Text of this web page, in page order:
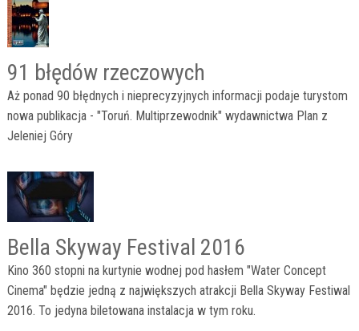
91 błędów rzeczowych
Aż ponad 90 błędnych i nieprecyzyjnych informacji podaje turystom
nowa publikacja - "Toruń. Multiprzewodnik" wydawnictwa Plan z
Jeleniej Góry
Bella Skyway Festival 2016
Kino 360 stopni na kurtynie wodnej pod hasłem "Water Concept
Cinema" będzie jedną z największych atrakcji Bella Skyway Festiwal
2016. To jedyna biletowana instalacja w tym roku.